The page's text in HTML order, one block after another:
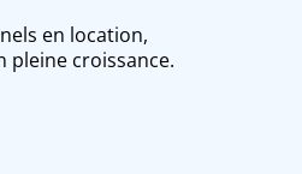
en location,
pleine croissance.